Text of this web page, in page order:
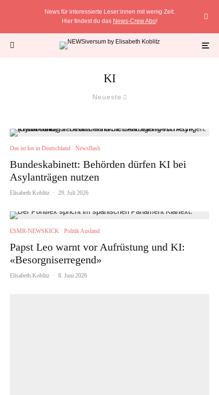
News für interessierte Leser:innen mit wenig Zeit.
Hier findest du das News-Crew Abo!
KI
Neueste
Das ist los in Deutschland Newsflash
Bundeskabinett: Behörden dürfen KI bei
Asylanträgen nutzen
Elisabeth Koblitz · 29. Juli 2026
ESMR-NEWSKICK Politik Ausland
Papst Leo warnt vor Aufrüstung und KI:
«Besorgniserregend»
Elisabeth Koblitz · 8. Juni 2026